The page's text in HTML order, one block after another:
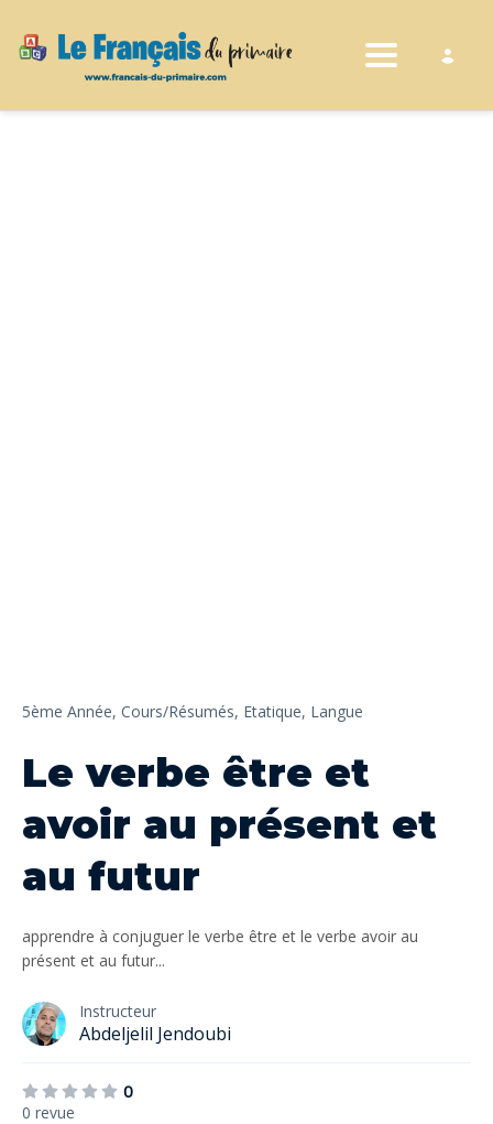
Toggle
5ème Année, Cours/Résumés, Etatique, Langue
Le verbe être et
avoir au présent et
au futur
apprendre à conjuguer le verbe être et le verbe avoir au
présent et au futur...
Instructeur
Abdeljelil Jendoubi
0
0 revue